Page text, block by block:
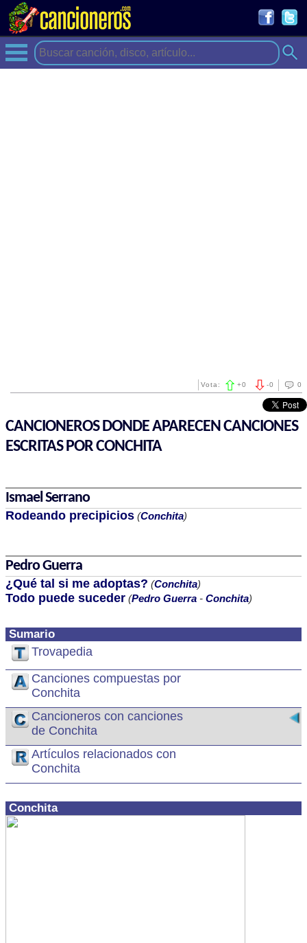
0
-0
Vota: +0
CANCIONEROS DONDE APARECEN CANCIONES
ESCRITAS POR CONCHITA
Sumario
Trovapedia
Canciones compuestas por
Conchita
Cancioneros con canciones
de Conchita
Artículos relacionados con
Conchita
Conchita
Ismael Serrano
Rodeando precipicios (Conchita)
Pedro Guerra
¿Qué tal si me adoptas? (Conchita)
Todo puede suceder (Pedro Guerra - Conchita)